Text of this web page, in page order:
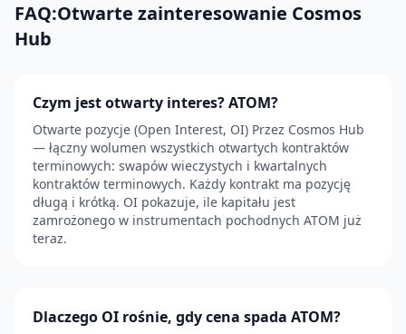
FAQ:Otwarte zainteresowanie Cosmos
Hub
Czym jest otwarty interes? ATOM?
Otwarte pozycje (Open Interest, OI) Przez Cosmos Hub
— łączny wolumen wszystkich otwartych kontraktów
terminowych: swapów wieczystych i kwartalnych
kontraktów terminowych. Każdy kontrakt ma pozycję
długą i krótką. OI pokazuje, ile kapitału jest
zamrożonego w instrumentach pochodnych ATOM już
teraz.
Dlaczego OI rośnie, gdy cena spada ATOM?